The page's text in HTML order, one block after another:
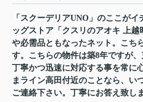
「スクーデリアUNO」のここが
ッグストア「クスリのアオキ 上
や必需品ともなったネット。こち
す。こちらの物件は築8年ですが、
丁寧かつ迅速に対応する事を常に
まライン高田付近のことなら、い
ご連絡下さい。丁寧にお答え致し